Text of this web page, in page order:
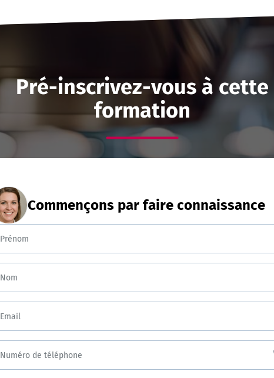
Pré-inscrivez-vous à cette
formation
Commençons par faire connaissance
Prénom
Nom
Email
Numéro de téléphone